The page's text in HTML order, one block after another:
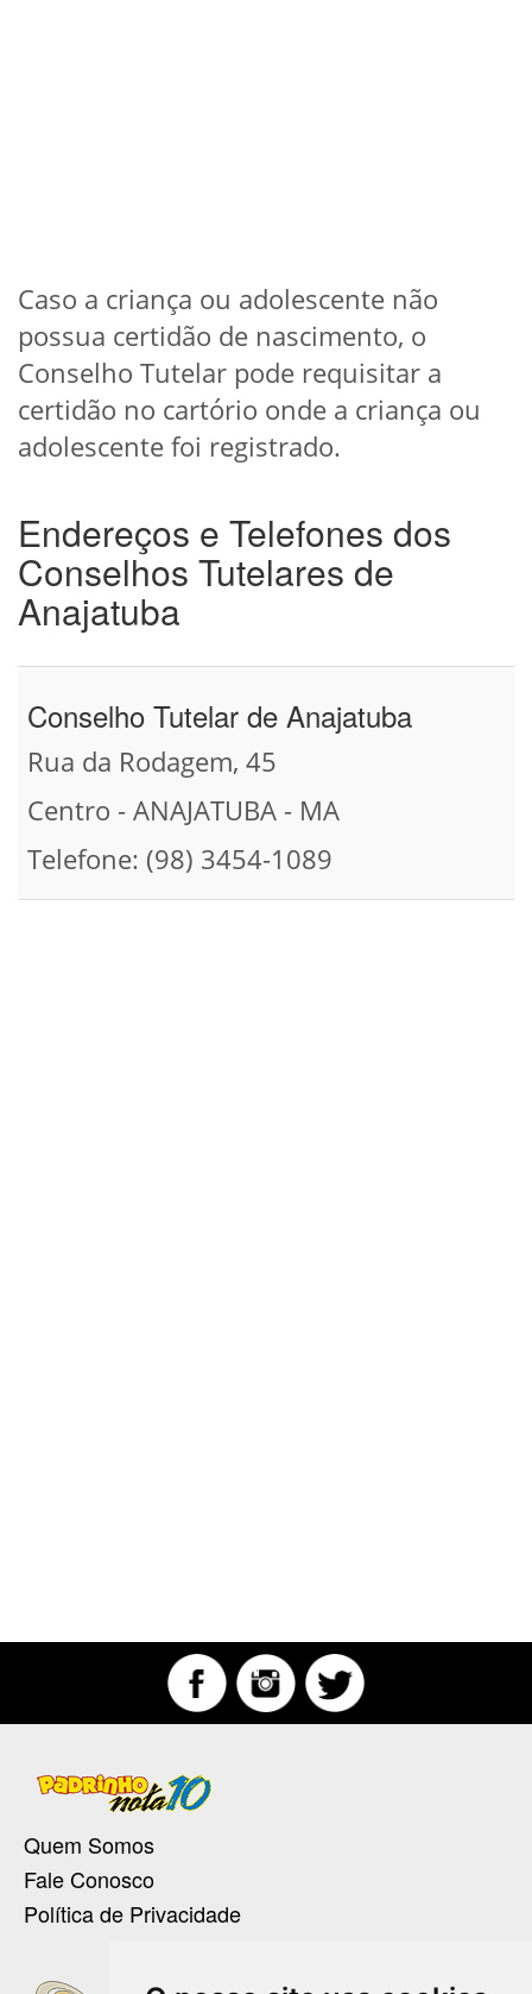
Caso a criança ou adolescente não
possua certidão de nascimento, o
Conselho Tutelar pode requisitar a
certidão no cartório onde a criança ou
adolescente foi registrado.
Endereços e Telefones dos
Conselhos Tutelares de
Anajatuba
Conselho Tutelar de Anajatuba
Rua da Rodagem, 45
Centro - ANAJATUBA - MA
Telefone: (98) 3454-1089
Quem Somos
Fale Conosco
Política de Privacidade